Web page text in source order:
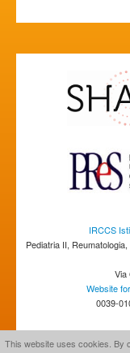
IRCCS
Pediatria II,
Via
Website
This website uses cookies. By